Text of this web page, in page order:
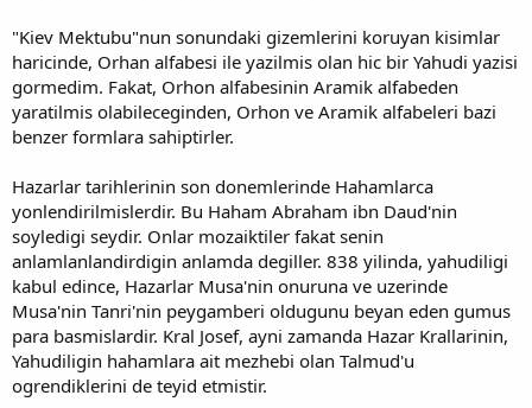
"Kiev Mektubu"nun sonundaki gizemlerini koruyan kisimlar
haricinde, Orhan alfabesi ile yazilmis olan hic bir Yahudi yazisi
gormedim. Fakat, Orhon alfabesinin Aramik alfabeden
yaratilmis olabileceginden, Orhon ve Aramik alfabeleri bazi
benzer formlara sahiptirler.
Hazarlar tarihlerinin son donemlerinde Hahamlarca
yonlendirilmislerdir. Bu Haham Abraham ibn Daud'nin
soyledigi seydir. Onlar mozaiktiler fakat senin
anlamlanlandirdigin anlamda degiller. 838 yilinda, yahudiligi
kabul edince, Hazarlar Musa'nin onuruna ve uzerinde
Musa'nin Tanri'nin peygamberi oldugunu beyan eden gumus
para basmislardir. Kral Josef, ayni zamanda Hazar Krallarinin,
Yahudiligin hahamlara ait mezhebi olan Talmud'u
ogrendiklerini de teyid etmistir.